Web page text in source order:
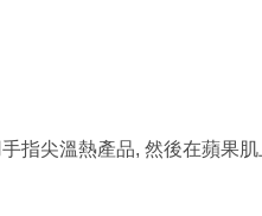
指尖溫熱產品, 然後在蘋果